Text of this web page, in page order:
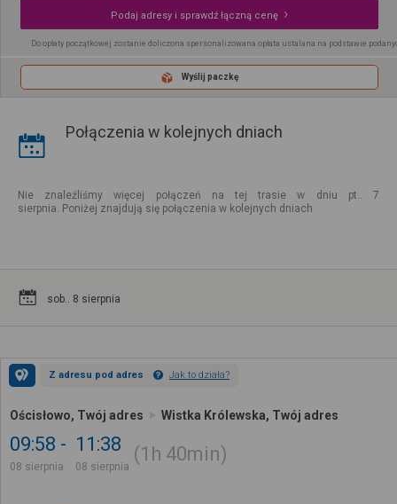
Podaj adresy i sprawdź łączną cenę
Do opłaty początkowej zostanie doliczona spersonalizowana opłata ustalana na podstawie
Wyślij paczkę
Połączenia w kolejnych dniach
Nie znaleźliśmy więcej połączeń na tej trasie w dniu pt.. 7
sierpnia. Poniżej znajdują się połączenia w kolejnych dniach
sob.. 8 sierpnia
Z adresu pod adres Jak to działa?
Ościsłowo, Twój adres Wistka Królewska, Twój adres
09:58
08 sierpnia
11:38
08 sierpnia
1h 40min